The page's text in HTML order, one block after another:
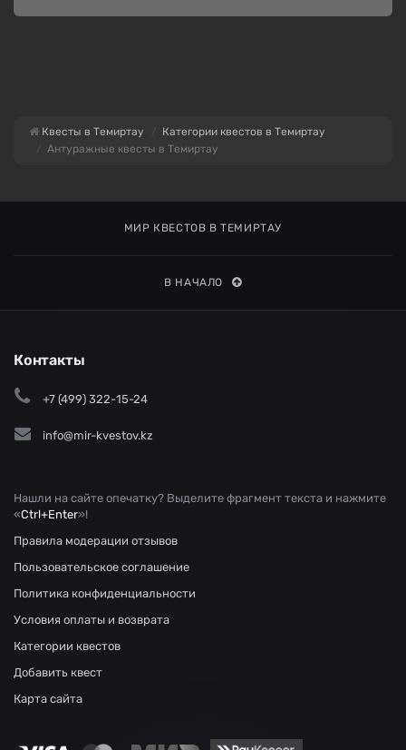
Квесты в Темиртау
Категории квестов в Темиртау
Антуражные квесты в Темиртау
МИР КВЕСТОВ В ТЕМИРТАУ
В НАЧАЛО
Контакты
+7 (499) 322-15-24
info@mir-kvestov.kz
Нашли на сайте опечатку? Выделите фрагмент текста и нажмите
«Ctrl+Enter»!
Правила модерации отзывов
Пользовательское соглашение
Политика конфиденциальности
Условия оплаты и возврата
Категории квестов
Добавить квест
Карта сайта